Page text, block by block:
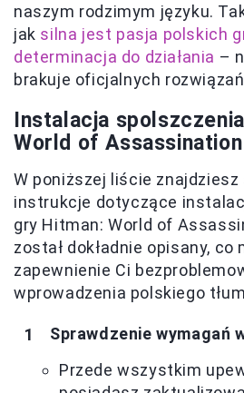
naszym rodzimym języku.
jak silna jest pasja polskich
determinacja do działania –
brakuje oficjalnych
Instalacja
World of
W poniższej liście znajdziesz
instrukcje dotyczące
gry Hitman: World of
został dokładnie opisany, co
zapewnienie Ci
wprowadzenia polskiego
Sprawdzenie wymagań
Przede wszystkim